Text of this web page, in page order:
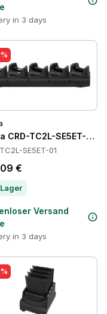
in 3 days
CRD-TC2L-SE5ET-01
SE5ET-01
€
Versand
in 3 days